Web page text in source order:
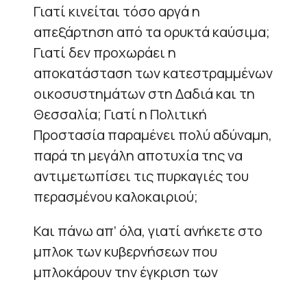
Γιατί κινείται τόσο αργά η
απεξάρτηση από τα ορυκτά καύσιμα;
Γιατί δεν προχωράει η
αποκατάσταση των κατεστραμμένων
οικοσυστημάτων στη Δαδιά και τη
Θεσσαλία; Γιατί η Πολιτική
Προστασία παραμένει πολύ αδύναμη,
παρά τη μεγάλη αποτυχία της να
αντιμετωπίσει τις πυρκαγιές του
περασμένου καλοκαιριού;
Και πάνω απ’ όλα, γιατί ανήκετε στο
μπλοκ των κυβερνήσεων που
μπλοκάρουν την έγκριση των